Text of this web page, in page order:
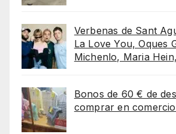
Verbenas de Sant
La Love You, Oques
Michenlo, Maria
Bonos de 60 € de
comprar en